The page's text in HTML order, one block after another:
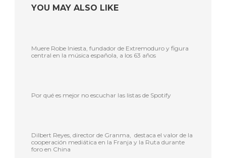
YOU MAY ALSO LIKE
Muere Robe Iniesta, fundador de Extremoduro y figura
central en la música española, a los 63 años
Por qué es mejor no escuchar las listas de Spotify
Dilbert Reyes, director de Granma, destaca el valor de la
cooperación mediática en la Franja y la Ruta durante
foro en China